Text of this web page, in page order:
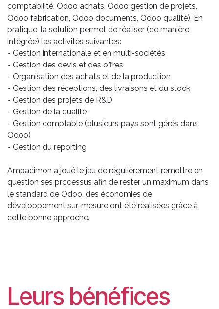
comptabilité, Odoo achats, Odoo gestion de projets,
Odoo fabrication, Odoo documents, Odoo qualité). En
pratique, la solution permet de réaliser (de manière
intégrée) les activités suivantes:
- Gestion internationale et en multi-sociétés
- Gestion des devis et des offres
- Organisation des achats et de la production
- Gestion des réceptions, des livraisons et du stock
- Gestion des projets de R&D
- Gestion de la qualité
- Gestion comptable (plusieurs pays sont gérés dans
Odoo)
- Gestion du reporting
Ampacimon a joué le jeu de régulièrement remettre en
question ses processus afin de rester un maximum dans
le standard de Odoo, des économies de
développement sur-mesure ont été réalisées grâce à
cette bonne approche.
Leurs bénéfices